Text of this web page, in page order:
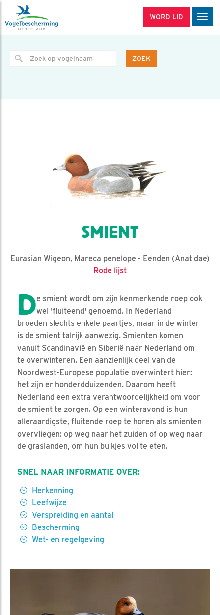
WORD LID
ZOEK
SMIENT
Eurasian Wigeon, Mareca penelope - Eenden (Anatidae)
Rode lijst
De smient wordt om zijn kenmerkende roep ook
wel 'fluiteend' genoemd. In Nederland
broeden slechts enkele paartjes, maar in de winter
is de smient talrijk aanwezig. Smienten komen
vanuit Scandinavië en Siberië naar Nederland om
te overwinteren. Een aanzienlijk deel van de
Noordwest-Europese populatie overwintert hier:
het zijn er honderdduizenden. Daarom heeft
Nederland een extra verantwoordelijkheid om voor
de smient te zorgen. Op een winteravond is hun
alleraardigste, fluitende roep te horen als smienten
overvliegen: op weg naar het zuiden of op weg naar
de graslanden, om hun buikjes vol te eten.
SNEL NAAR INFORMATIE OVER:
Herkenning
Leefwijze
Verspreiding en aantal
Bescherming
Wet- en regelgeving